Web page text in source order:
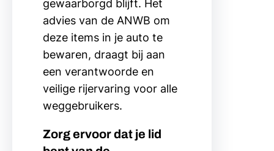
gewaarborgd blijft. Het
advies van de ANWB om
deze items in je auto te
bewaren, draagt bij aan
een verantwoorde en
veilige rijervaring voor alle
weggebruikers.
Zorg ervoor dat je lid